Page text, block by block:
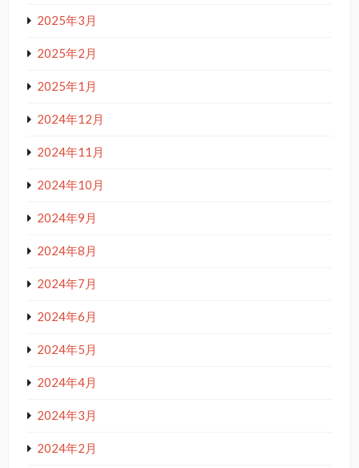
2025年3月
2025年2月
2025年1月
2024年12月
2024年11月
2024年10月
2024年9月
2024年8月
2024年7月
2024年6月
2024年5月
2024年4月
2024年3月
2024年2月